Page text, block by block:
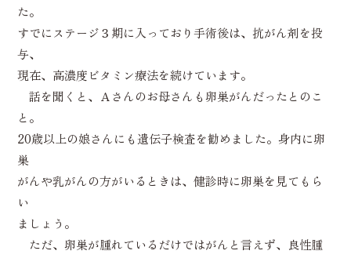
た。
すでにステージ３期に入っており手術後は、抗がん剤を投
与、
現在、高濃度ビタミン療法を続けています。
話を聞くと、Ａさんのお母さんも卵巣がんだったとのこ
と。
20歳以上の娘さんにも遺伝子検査を勧めました。身内に卵
巣
がんや乳がんの方がいるときは、健診時に卵巣を見てもら
い
ましょう。
ただ、卵巣が腫れているだけではがんと言えず、良性腫